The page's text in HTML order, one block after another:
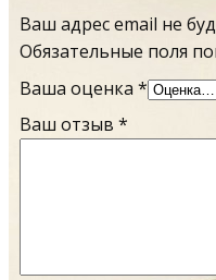
Ваш адрес email не
Обязательные поля
Ваша оценка *
Ваш отзыв *